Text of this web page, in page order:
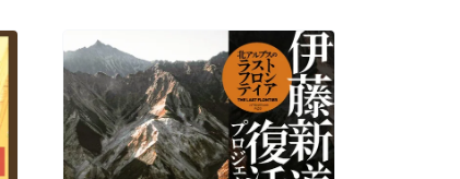
machi-ya コミュニティ